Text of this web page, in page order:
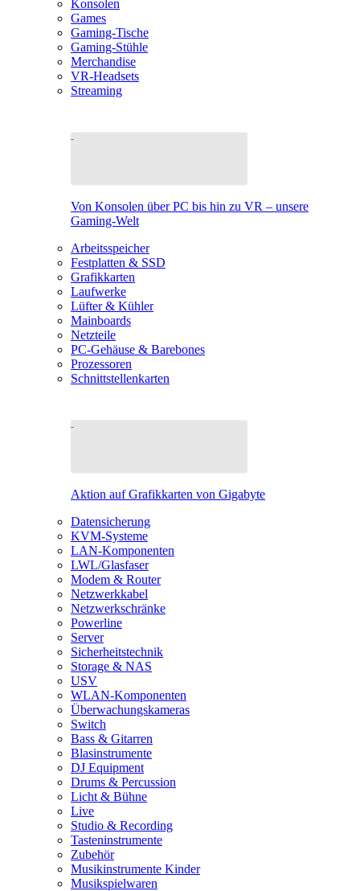
Konsolen
Games
Gaming-Tische
Gaming-Stühle
Merchandise
VR-Headsets
Streaming
Von Konsolen über PC bis hin zu VR – unsere
Gaming-Welt
Arbeitsspeicher
Festplatten & SSD
Grafikkarten
Laufwerke
Lüfter & Kühler
Mainboards
Netzteile
PC-Gehäuse & Barebones
Prozessoren
Schnittstellenkarten
Aktion auf Grafikkarten von Gigabyte
Datensicherung
KVM-Systeme
LAN-Komponenten
LWL/Glasfaser
Modem & Router
Netzwerkkabel
Netzwerkschränke
Powerline
Server
Sicherheitstechnik
Storage & NAS
USV
WLAN-Komponenten
Überwachungskameras
Switch
Bass & Gitarren
Blasinstrumente
DJ Equipment
Drums & Percussion
Licht & Bühne
Live
Studio & Recording
Tasteninstrumente
Zubehör
Musikinstrumente Kinder
Musikspielwaren